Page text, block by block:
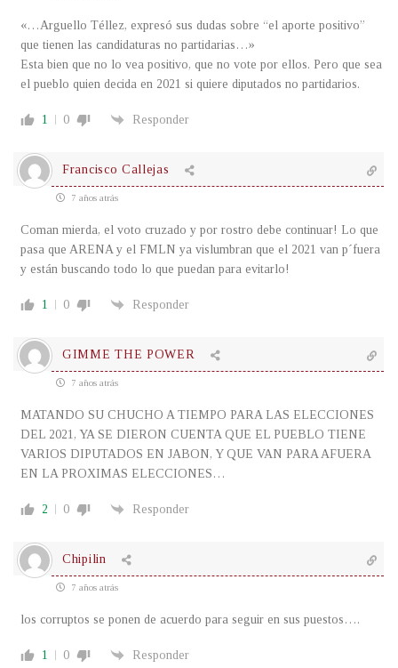
«…Arguello Téllez, expresó sus dudas sobre “el aporte positivo”
que tienen las candidaturas no partidarias…»
Esta bien que no lo vea positivo, que no vote por ellos. Pero que sea
el pueblo quien decida en 2021 si quiere diputados no partidarios.
1 0 Responder
Francisco Callejas
7 años atrás
Coman mierda, el voto cruzado y por rostro debe continuar! Lo que
pasa que ARENA y el FMLN ya vislumbran que el 2021 van p´fuera
y están buscando todo lo que puedan para evitarlo!
1 0 Responder
GIMME THE POWER
7 años atrás
MATANDO SU CHUCHO A TIEMPO PARA LAS ELECCIONES
DEL 2021, YA SE DIERON CUENTA QUE EL PUEBLO TIENE
VARIOS DIPUTADOS EN JABON, Y QUE VAN PARA AFUERA
EN LA PROXIMAS ELECCIONES…
2 0 Responder
Chipilin
7 años atrás
los corruptos se ponen de acuerdo para seguir en sus puestos….
1 0 Responder